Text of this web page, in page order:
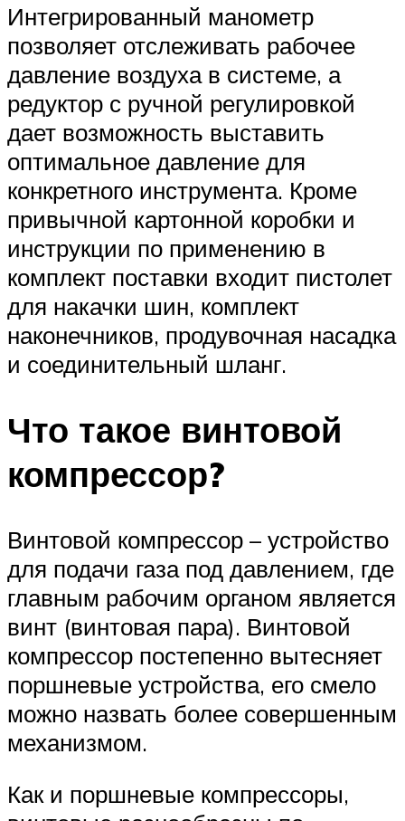
Интегрированный манометр
позволяет отслеживать рабочее
давление воздуха в системе, а
редуктор с ручной регулировкой
дает возможность выставить
оптимальное давление для
конкретного инструмента. Кроме
привычной картонной коробки и
инструкции по применению в
комплект поставки входит пистолет
для накачки шин, комплект
наконечников, продувочная насадка
и соединительный шланг.
Что такое винтовой
компрессор?
Винтовой компрессор – устройство
для подачи газа под давлением, где
главным рабочим органом является
винт (винтовая пара). Винтовой
компрессор постепенно вытесняет
поршневые устройства, его смело
можно назвать более совершенным
механизмом.
Как и поршневые компрессоры,